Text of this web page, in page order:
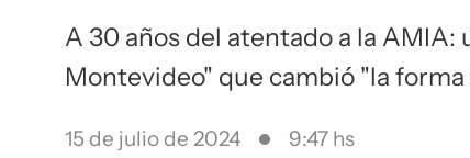
A 30 años del atentado a la AMIA:
Montevideo" que cambió "la
15 de julio de 2024 9:47 hs